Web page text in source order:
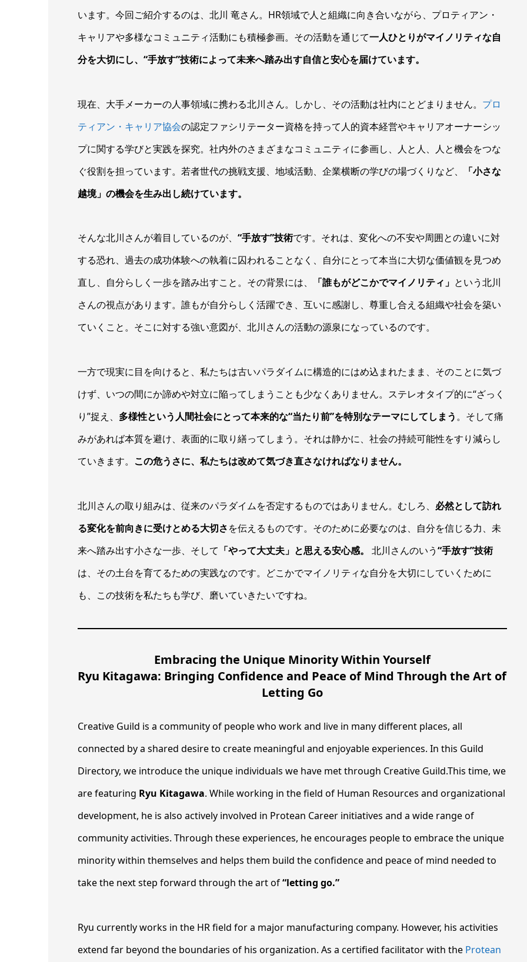
います。今回ご紹介するのは、北川 竜さん。HR領域で人と組織に向き合いながら、プロティアン・
キャリアや多様なコミュニティ活動にも積極参画。その活動を通じて一人ひとりがマイノリティな自
分を大切にし、“手放す”技術によって未来へ踏み出す自信と安心を届けています。
現在、大手メーカーの人事領域に携わる北川さん。しかし、その活動は社内にとどまりません。 プロ
ティアン・キャリア協会の認定ファシリテーター資格を持って人的資本経営やキャリアオーナーシッ
プに関する学びと実践を探究。社内外のさまざまなコミュニティに参画し、人と人、人と機会をつな
ぐ役割を担っています。若者世代の挑戦支援、地域活動、企業横断の学びの場づくりなど、
「小さな
越境」の機会を生み出し続けています。
そんな北川さんが着目しているのが、 “手放す”技術です。それは、変化への不安や周囲との違いに対
する恐れ、過去の成功体験への執着に囚われることなく、自分にとって本当に大切な価値観を見つめ
直し、自分らしく一歩を踏み出すこと。その背景には、
「誰もがどこかでマイノリティ」 という北川
さんの視点があります。誰もが自分らしく活躍でき、互いに感謝し、尊重し合える組織や社会を築い
ていくこと。そこに対する強い意図が、北川さんの活動の源泉になっているのです。
一方で現実に目を向けると、私たちは古いパラダイムに構造的にはめ込まれたまま、そのことに気づ
けず、いつの間にか諦めや対立に陥ってしまうことも少なくありません。ステレオタイプ的に“ざっく
り”捉え、 多様性という人間社会にとって本来的な“当たり前”を特別なテーマにしてしまう。そして痛
みがあれば本質を避け、表面的に取り繕ってしまう。それは静かに、社会の持続可能性をすり減らし
ていきます。 この危うさに、私たちは改めて気づき直さなければなりません。
北川さんの取り組みは、従来のパラダイムを否定するものではありません。むしろ、 必然として訪れ
る変化を前向きに受けとめる大切さを伝えるものです。そのために必要なのは、自分を信じる力、未
来へ踏み出す小さな一歩、そして 「やって大丈夫」と思える安心感。 北川さんのいう“手放す”技術
は、その土台を育てるための実践なのです。どこかでマイノリティな自分を大切にしていくために
も、この技術を私たちも学び、磨いていきたいですね。
Embracing the Unique Minority Within Yourself
Ryu Kitagawa: Bringing Confidence and Peace of Mind Through the Art of
Letting Go
Creative Guild is a community of people who work and live in many different places, all
connected by a shared desire to create meaningful and enjoyable experiences. In this Guild
Directory, we introduce the unique individuals we have met through Creative Guild.This time, we
are featuring Ryu Kitagawa. While working in the field of Human Resources and organizational
development, he is also actively involved in Protean Career initiatives and a wide range of
community activities. Through these experiences, he encourages people to embrace the unique
minority within themselves and helps them build the confidence and peace of mind needed to
take the next step forward through the art of“letting go.”
Ryu currently works in the HR field for a major manufacturing company. However, his activities
extend far beyond the boundaries of his organization. As a certified facilitator with the Protean